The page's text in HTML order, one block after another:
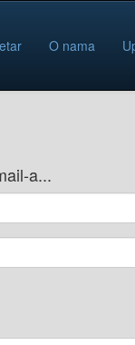
O nama
a...